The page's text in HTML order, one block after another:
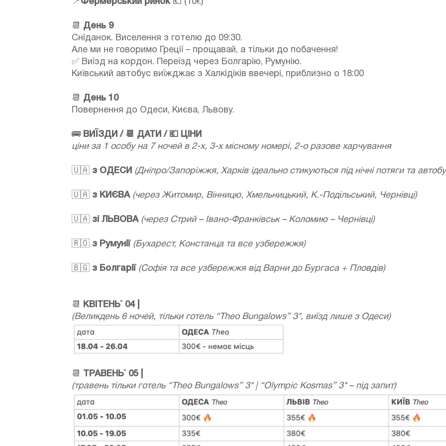
📆 День 9
Сніданок. Виселення з готелю до 09:30.
Але ми не говоримо Греції – прощавай, а тільки до побачення!
✅ Виїзд на кордон. Переїзд через Болгарію, Румунію.
Київський автобус виїжджає з Халкідіків ввечері, приблизно о 18:00
📆 День 10
Повернення до Одеси, Києва, Львову.
🚌 ВИЇЗДИ / 📆 ДАТИ / 💶 ЦІНИ
ціни за 1 особу на 7 ночей в 2-х, 3-х місному номері, 2-о разове харчування
🇺🇦 з ОДЕСИ (Дніпро/Запоріжжя, Харків ідеально стикуються під нічні потяги та
🇺🇦 з КИЄВА (через Житомир, Вінницю, Хмельницький, К.-Подільський, Чернівці)
🇺🇦 зі ЛЬВОВА (через Стрий – Івано-Франківськ – Коломию – Чернівці)
🇷🇴 з Румунії (Бухарест, Констанца та все узбережжя)
🇧🇬 з Болгарії (Софія та все узбережжя від Варни до Бургаса + Пловдів)
📆 КВІТЕНЬ` 04 |
(Великдень 6 ночей, тільки готель “Theo Bungalows” 3*, виїзд лише з Одеси)
📆 ТРАВЕНЬ` 05 |
(травень тільки готель “Theo Bungalows” 3* | “Olympic Kosmas” 3* – під запит)